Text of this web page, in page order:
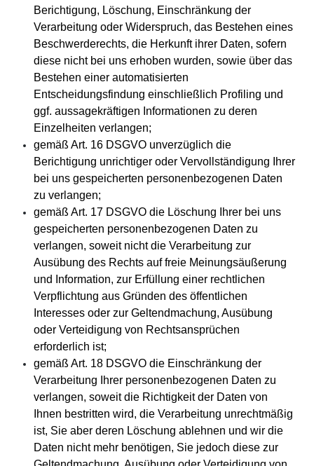
Berichtigung, Löschung, Einschränkung der
Verarbeitung oder Widerspruch, das Bestehen eines
Beschwerderechts, die Herkunft ihrer Daten, sofern
diese nicht bei uns erhoben wurden, sowie über das
Bestehen einer automatisierten
Entscheidungsfindung einschließlich Profiling und
ggf. aussagekräftigen Informationen zu deren
Einzelheiten verlangen;
gemäß Art. 16 DSGVO unverzüglich die
Berichtigung unrichtiger oder Vervollständigung Ihrer
bei uns gespeicherten personenbezogenen Daten
zu verlangen;
gemäß Art. 17 DSGVO die Löschung Ihrer bei uns
gespeicherten personenbezogenen Daten zu
verlangen, soweit nicht die Verarbeitung zur
Ausübung des Rechts auf freie Meinungsäußerung
und Information, zur Erfüllung einer rechtlichen
Verpflichtung aus Gründen des öffentlichen
Interesses oder zur Geltendmachung, Ausübung
oder Verteidigung von Rechtsansprüchen
erforderlich ist;
gemäß Art. 18 DSGVO die Einschränkung der
Verarbeitung Ihrer personenbezogenen Daten zu
verlangen, soweit die Richtigkeit der Daten von
Ihnen bestritten wird, die Verarbeitung unrechtmäßig
ist, Sie aber deren Löschung ablehnen und wir die
Daten nicht mehr benötigen, Sie jedoch diese zur